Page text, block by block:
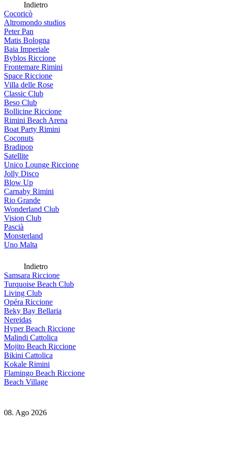
Indietro
Cocoricò
Altromondo studios
Peter Pan
Matis Bologna
Baia Imperiale
Byblos Riccione
Frontemare Rimini
Space Riccione
Villa delle Rose
Classic Club
Beso Club
Bollicine Riccione
Rimini Beach Arena
Boat Party Rimini
Coconuts
Bradipop
Satellite
Unico Lounge Riccione
Jolly Disco
Blow Up
Carnaby Rimini
Rio Grande
Wonderland Club
Vision Club
Pascià
Monsterland
Uno Malta
Indietro
Samsara Riccione
Turquoise Beach Club
Living Club
Opéra Riccione
Beky Bay Bellaria
Nereidas
Hyper Beach Riccione
Malindi Cattolica
Mojito Beach Riccione
Bikini Cattolica
Kokale Rimini
Flamingo Beach Riccione
Beach Village
08. Ago 2026